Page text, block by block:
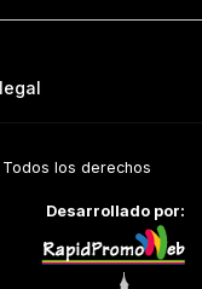
los derechos
Desarrollado por: